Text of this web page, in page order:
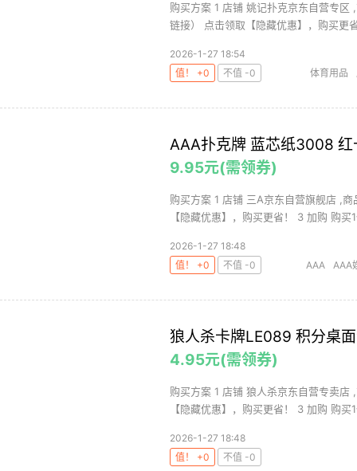
购买方案 1 店铺 姚记扑克京东自营专
链接） 点击领取【隐藏优惠】，购买更
2026-1-27 18:54
值！ +0
不值 -0 体育用品
AAA扑克牌 蓝芯纸3008 红
9.95元(需领券)
购买方案 1 店铺 三A京东自营旗舰店 ,
【隐藏优惠】，购买更省！ 3 加购 购买
2026-1-27 18:48
值！ +0
不值 -0 AAA AAA
狼人杀卡牌LE089 积分桌
4.95元(需领券)
购买方案 1 店铺 狼人杀京东自营专卖
【隐藏优惠】，购买更省！ 3 加购 购买
2026-1-27 18:48
值！ +0
不值 -0